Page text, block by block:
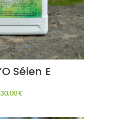
Sélen E
30.00€